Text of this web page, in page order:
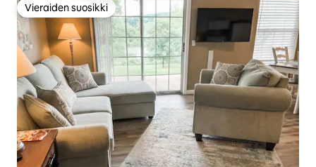
Vieraiden suosikki
Vieraiden suosikki